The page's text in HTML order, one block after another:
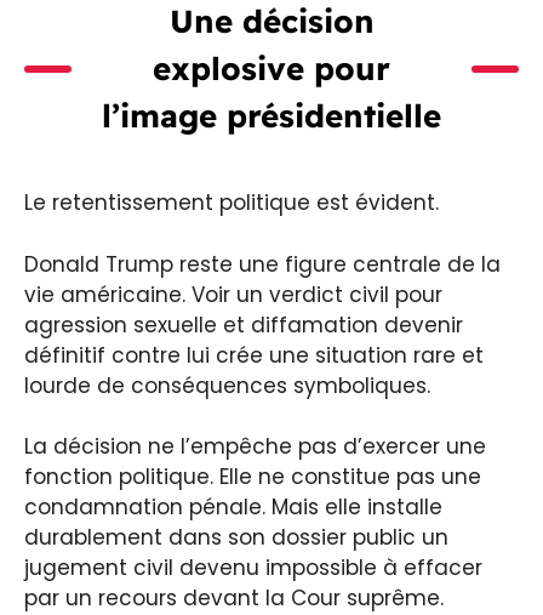
Une décision
explosive pour
l’image présidentielle
Le retentissement politique est évident.
Donald Trump reste une figure centrale de la
vie américaine. Voir un verdict civil pour
agression sexuelle et diffamation devenir
définitif contre lui crée une situation rare et
lourde de conséquences symboliques.
La décision ne l’empêche pas d’exercer une
fonction politique. Elle ne constitue pas une
condamnation pénale. Mais elle installe
durablement dans son dossier public un
jugement civil devenu impossible à effacer
par un recours devant la Cour suprême.